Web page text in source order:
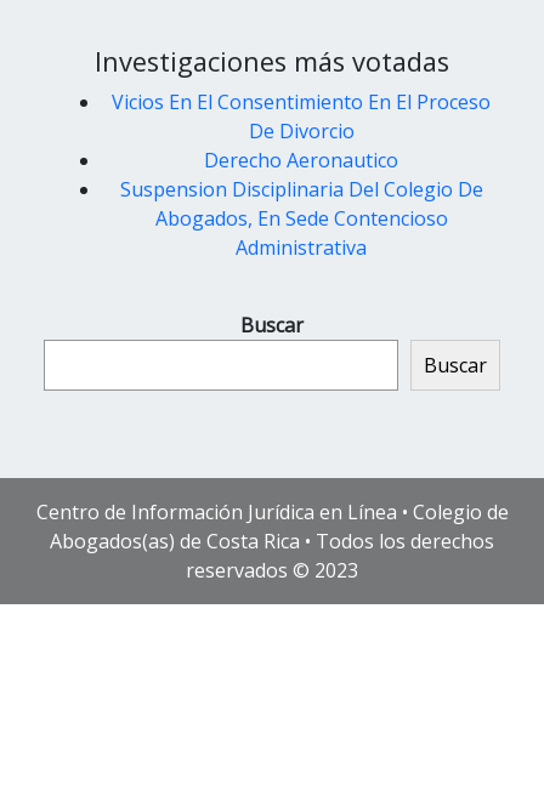
Investigaciones más votadas
Vicios En El Consentimiento En El Proceso
De Divorcio
Derecho Aeronautico
Suspension Disciplinaria Del Colegio De
Abogados, En Sede Contencioso
Administrativa
Buscar
Buscar
Centro de Información Jurídica en Línea • Colegio de
Abogados(as) de Costa Rica • Todos los derechos
reservados © 2023